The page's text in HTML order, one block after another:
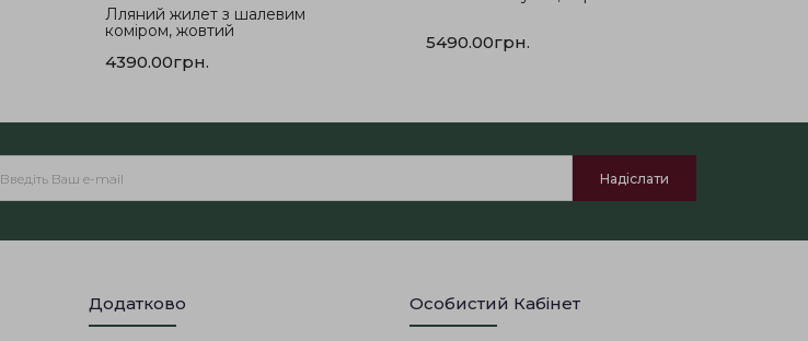
Лляний жилет з шалевим
коміром, жовтий
4390.00грн.
5490.00грн.
Додатково Особистий Кабінет